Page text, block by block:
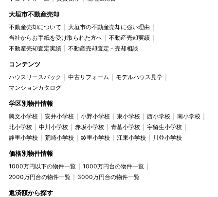
大垣市不動産売却
不動産売却について
大垣市の不動産売却に強い理由
当社からお手紙を受け取られた方へ
不動産売却実績
不動産売却査定実績
不動産売却査定・売却相談
コンテンツ
ハウスリースバック 中古リフォーム
モデルハウス見学
マンションカタログ
学区別物件情報
興文小学校 安井小学校 小野小学校 東小学校 西小学校
南小学校
北小学校
中川小学校 赤坂小学校 青墓小学校
宇留生小学校
静里小学校
荒崎小学校 綾里小学校 江東小学校 川並小学校
価格別物件情報
1000万円以下の物件一覧
1000万円台の物件一覧
2000万円台の物件一覧
3000万円台の物件一覧
返済額から探す